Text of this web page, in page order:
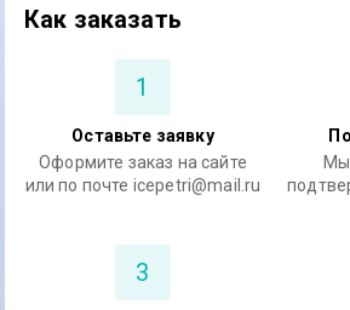
Как заказать
1
Оставьте заявку
Оформите заказ на сайте
или по почте icepetri@mail.ru
3